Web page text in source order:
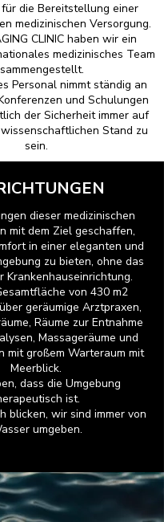
die Bereitstellung einer
medizinischen Versorgung.
CLINIC haben wir ein
medizinisches Team
Personal nimmt ständig an
und Schulungen
der Sicherheit immer auf
Stand zu
sein.
dieser medizinischen
mit dem Ziel geschaffen,
in einer eleganten und
zu bieten, ohne das
Krankenhauseinrichtung.
von 430 m2
geräumige Arztpraxen,
Räume zur Entnahme
Massageräume und
mit großem Warteraum mit
Meerblick.
dass die Umgebung
ist.
blicken, wir sind immer von
umgeben.